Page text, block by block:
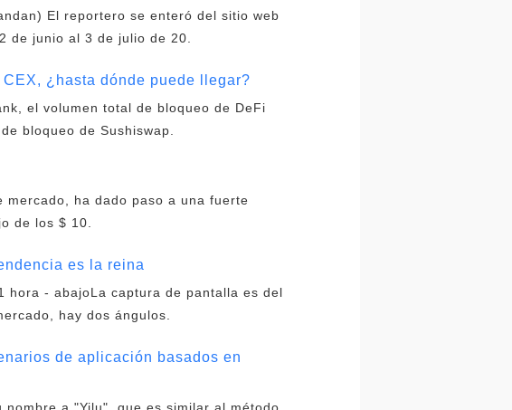
El reportero se enteró del sitio web
de junio al 3 de julio de 20.
¿hasta dónde puede llegar?
el volumen total de bloqueo de DeFi
bloqueo de Sushiswap.
ha dado paso a una fuerte
de los $ 10.
es la reina
hora - abajoLa captura de pantalla es del
hay dos ángulos.
de aplicación basados ​​en